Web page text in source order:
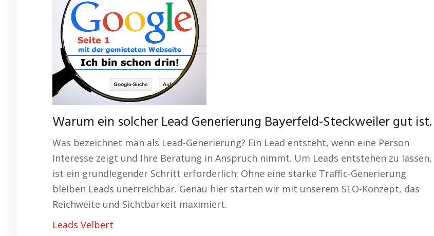
Warum ein solcher Lead Generierung Bayerfeld-Steckweiler gut ist.
Was bezeichnet man als Lead-Generierung? Ein Lead entsteht, wenn eine Person
Interesse zeigt und Ihre Beratung in Anspruch nimmt. Um Leads entstehen zu lassen,
ist ein grundlegender Schritt erforderlich: Ohne eine starke Traffic-Generierung
bleiben Leads unerreichbar. Genau hier starten wir mit unserem SEO-Konzept, das
Reichweite und Sichtbarkeit maximiert.
Leads Velbert